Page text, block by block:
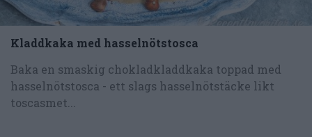
Kladdkaka med hasselnötstosca
Baka en smaskig chokladkladdkaka toppad med
hasselnötstosca - ett slags hasselnötstäcke likt
toscasmet...